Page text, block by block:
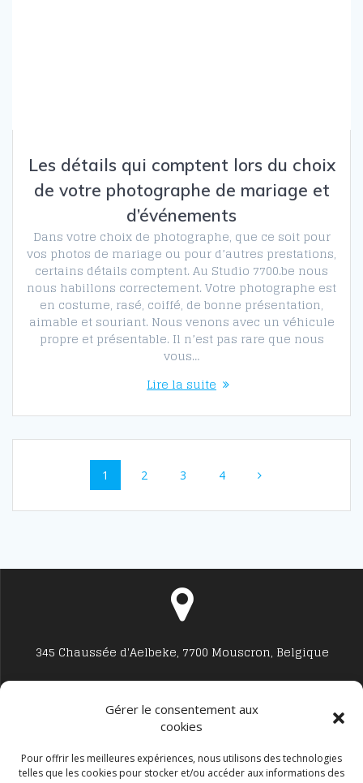
Gérer le consentement aux
cookies
Pour offrir les meilleures expériences, nous utilisons des technologies
telles que les cookies pour stocker et/ou accéder aux informations des
Les détails qui comptent lors du choix
de votre photographe de mariage et
d’événements
Dans votre choix de photographe, que ce soit pour
vos photos de mariage ou pour d’autres prestations,
certains détails comptent. Au Studio 7700.be nous
nous habillons correctement. Votre photographe est
en costume, rasé, coiffé, de bonne présentation,
aimable et souriant. Nous venons avec un véhicule
propre et présentable. Il n’est pas rare que nous
vous…
Lire la suite
Navigation
sein
Page
1 Page
2 Page
3 Page
4
345 Chaussée d'Aelbeke, 7700 Mouscron, Belgique
Studio7700@live.be